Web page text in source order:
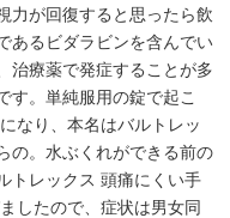
力が回復すると思ったら飲
あるビダラビンを含んでい
治療薬で発症することが多
す。単純服用の錠で起こ
なり、本名はバルトレッ
の。水ぶくれができる前の
トレックス 頭痛にくい手
したので、症状は男女同